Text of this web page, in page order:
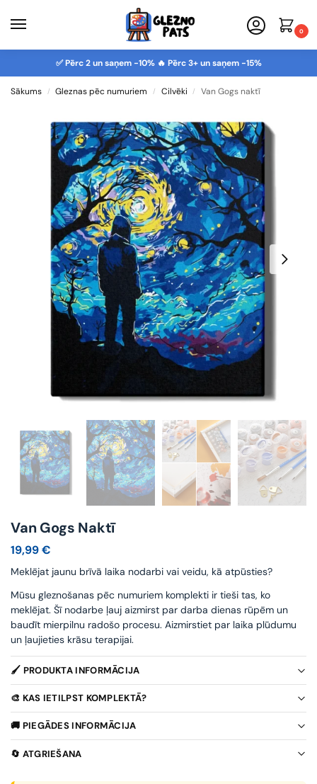
0
✅ Pērc 2 un saņem -10% 🔥 Pērc 3+ un saņem -15%
Sākums / Gleznas pēc numuriem / Cilvēki / Van Gogs naktī
Van Gogs Naktī
19,99€
Meklējat jaunu brīvā laika nodarbi vai veidu, kā atpūsties?
Mūsu gleznošanas pēc numuriem komplekti ir tieši tas, ko
meklējat. Šī nodarbe ļauj aizmirst par darba dienas rūpēm un
baudīt mierpilnu radošo procesu. Aizmirstiet par laika plūdumu
un ļaujieties krāsu terapijai.
🖌️ PRODUKTA INFORMĀCIJA
🎨 KAS IETILPST KOMPLEKTĀ?
🚚 PIEGĀDES INFORMĀCIJA
🔄 ATGRIEŠANA